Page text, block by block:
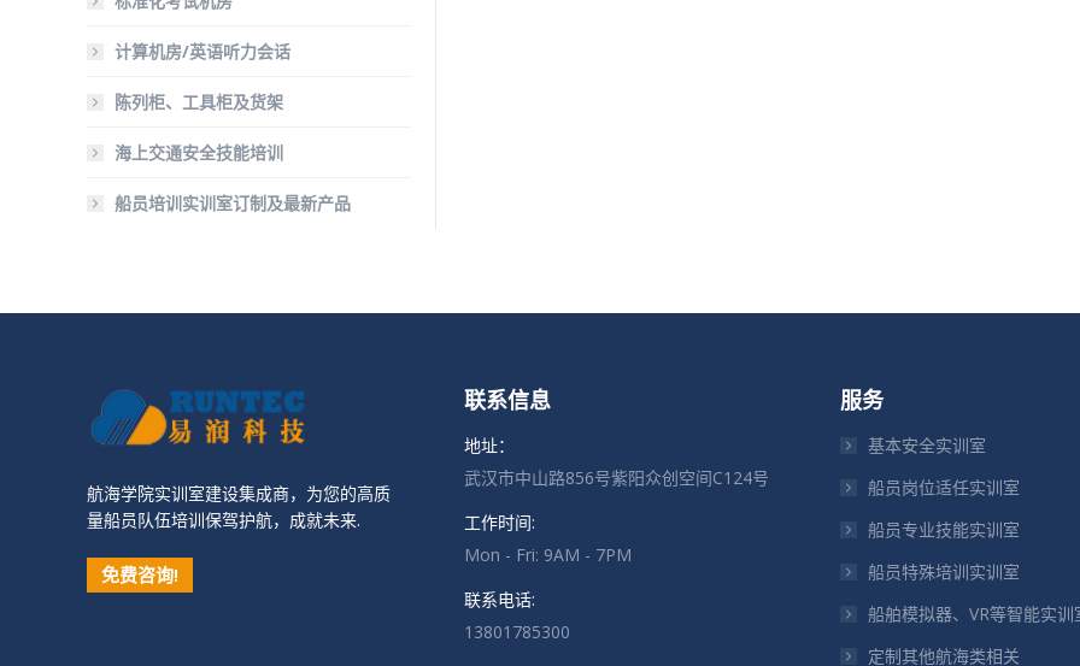
计算机房/英语听力会话
陈列柜、工具柜及货架
海上交通安全技能培训
船员培训实训室订制及最新产品
航海学院实训室建设集成商，为您的高质
量船员队伍培训保驾护航，成就未来.
免费咨询!
联系信息
地址：
武汉市中山路856号紫阳众创空间C124号
工作时间:
Mon - Fri: 9AM - 7PM
联系电话:
13801785300
服务
基本安全实训室
船员岗位适任实训室
船员专业技能实训室
船员特殊培训实训室
船舶模拟器、VR等智能实训
定制其他航海类相关